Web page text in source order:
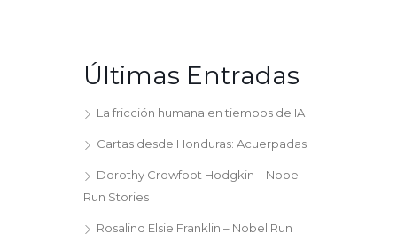
Últimas Entradas
La fricción humana en tiempos de IA
Cartas desde Honduras: Acuerpadas
Dorothy Crowfoot Hodgkin – Nobel
Run Stories
Rosalind Elsie Franklin – Nobel Run